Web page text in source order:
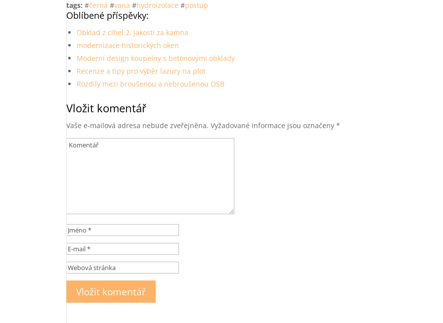
tags: #černá #vana #hydroizolace #postup
Oblíbené příspěvky:
Obklad z cihel 2. jakosti za kamna
modernizace historických oken
Moderní design koupelny s betonovými obklady
Recenze a tipy pro výběr lazury na plot
Rozdíly mezi broušenou a nebroušenou OSB
Vložit komentář
Vaše e-mailová adresa nebude zveřejněna. Vyžadované informace jsou označeny*